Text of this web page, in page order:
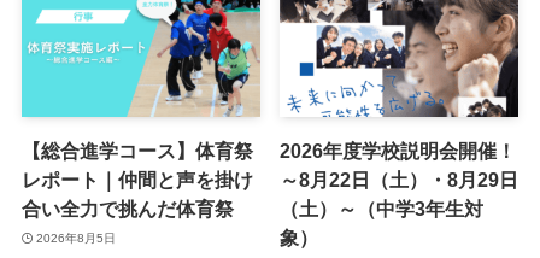
【総合進学コース】体育祭
レポート｜仲間と声を掛け
合い全力で挑んだ体育祭
2026年8月5日
2026年度学校説明会開催！
～8月22日（土）・8月29日
（土）～（中学3年生対
象）